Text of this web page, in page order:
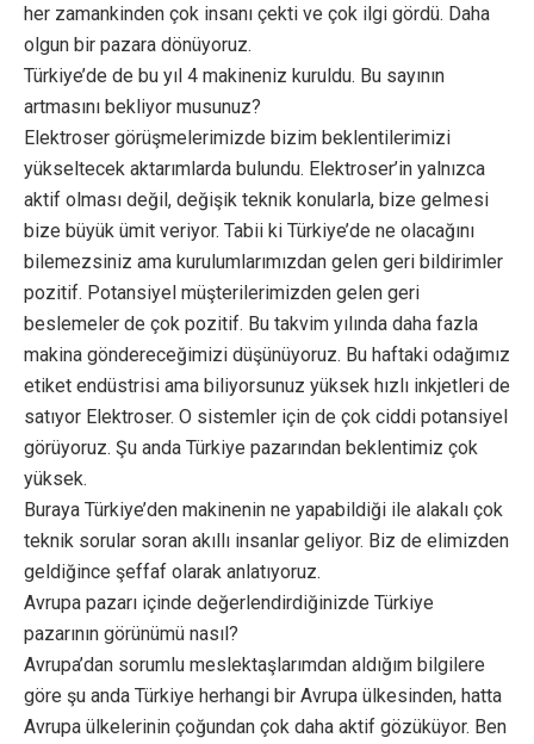
her zamankinden çok insanı çekti ve çok ilgi gördü. Daha
olgun bir pazara dönüyoruz.
Türkiye’de de bu yıl 4 makineniz kuruldu. Bu sayının
artmasını bekliyor musunuz?
Elektroser görüşmelerimizde bizim beklentilerimizi
yükseltecek aktarımlarda bulundu. Elektroser’in yalnızca
aktif olması değil, değişik teknik konularla, bize gelmesi
bize büyük ümit veriyor. Tabii ki Türkiye’de ne olacağını
bilemezsiniz ama kurulumlarımızdan gelen geri bildirimler
pozitif. Potansiyel müşterilerimizden gelen geri
beslemeler de çok pozitif. Bu takvim yılında daha fazla
makina göndereceğimizi düşünüyoruz. Bu haftaki odağımız
etiket endüstrisi ama biliyorsunuz yüksek hızlı inkjetleri de
satıyor Elektroser. O sistemler için de çok ciddi potansiyel
görüyoruz. Şu anda Türkiye pazarından beklentimiz çok
yüksek.
Buraya Türkiye’den makinenin ne yapabildiği ile alakalı çok
teknik sorular soran akıllı insanlar geliyor. Biz de elimizden
geldiğince şeffaf olarak anlatıyoruz.
Avrupa pazarı içinde değerlendirdiğinizde Türkiye
pazarının görünümü nasıl?
Avrupa’dan sorumlu meslektaşlarımdan aldığım bilgilere
göre şu anda Türkiye herhangi bir Avrupa ülkesinden, hatta
Avrupa ülkelerinin çoğundan çok daha aktif gözüküyor. Ben